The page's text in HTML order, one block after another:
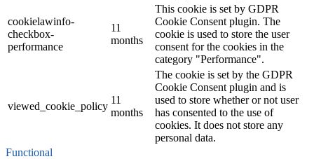
cookielawinfo-
checkbox-
performance
11
months
This cookie is set by GDPR
Cookie Consent plugin. The
cookie is used to store the user
consent for the cookies in the
category "Performance".
viewed_cookie_policy
11
months
The cookie is set by the GDPR
Cookie Consent plugin and is
used to store whether or not user
has consented to the use of
cookies. It does not store any
personal data.
Functional